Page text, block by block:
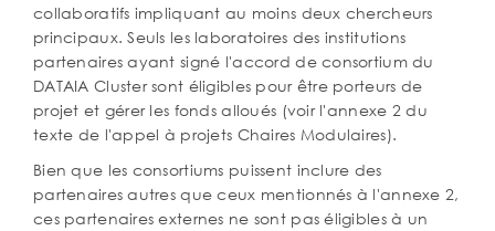
collaboratifs impliquant au moins deux chercheurs
principaux. Seuls les laboratoires des institutions
partenaires ayant signé l'accord de consortium du
DATAIA Cluster sont éligibles pour être porteurs de
projet et gérer les fonds alloués (voir l'annexe 2 du
texte de l'appel à projets Chaires Modulaires).
Bien que les consortiums puissent inclure des
partenaires autres que ceux mentionnés à l'annexe 2,
ces partenaires externes ne sont pas éligibles à un